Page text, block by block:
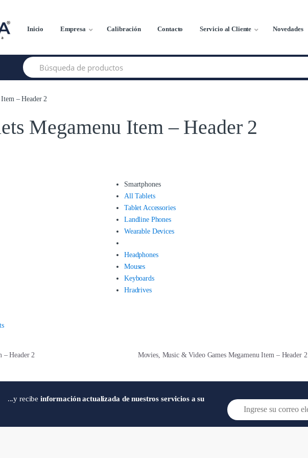
Inicio Empresa Calibración Contacto Servicio al Cliente Novedades
Buscar:
– Header 2
Megamenu Item – Header 2
Smartphones
All Tablets
Tablet Accessories
Landline Phones
Wearable Devices
Headphones
Mouses
Keyboards
Hradrives
– Header 2 Movies, Music & Video Games Megamenu Item – Header 2
...y recibe información actualizada de nuestros servicios a su
E
m